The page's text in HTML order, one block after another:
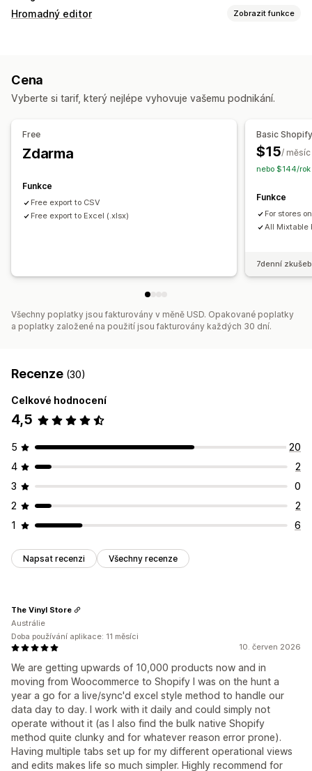
Hromadný editor Zobrazit funkce
SKU a čárové kódy
Metapole Kolekce
Synchronizace dat
Hromadné úpravy
Cena
Vyberte si tarif, který nejlépe vyhovuje vašemu podnikání.
Free
Zdarma
Funkce
Free export to CSV
Free export to Excel (.xlsx)
Basic
$15/ měsíc
nebo $144/
Funkce
For stores
All Mixtable
7denní
Všechny poplatky jsou fakturovány v měně USD. Opakované poplatky
a poplatky založené na použití jsou fakturovány každých 30 dní.
Recenze (30)
Celkové hodnocení
4,5
5
20
4
2
3
0
2
2
1
6
Napsat recenzi Všechny recenze
10. červen 2026
We are getting upwards of 10,000 products now and in
moving from Woocommerce to Shopify I was on the hunt a
year a go for a live/sync'd excel style method to handle our
data day to day. I work with it daily and could simply not
operate without it (as I also find the bulk native Shopify
method quite clunky and for whatever reason error prone).
Having multiple tabs set up for my different operational views
and edits makes life so much simpler. Highly recommend for
The Vinyl Store
Austrálie
Doba používání aplikace: 11 měsíci